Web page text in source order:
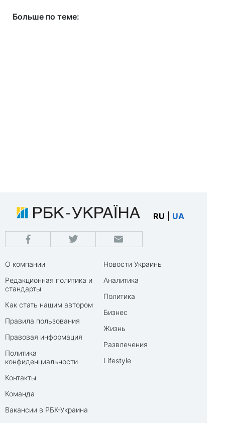
Больше по теме:
RU UA
О компании
Редакционная политика и
стандарты
Как стать нашим автором
Правила пользования
Правовая информация
Политика
конфиденциальности
Контакты
Команда
Вакансии в РБК-Украина
Новости Украины
Аналитика
Политика
Бизнес
Жизнь
Развлечения
Lifestyle